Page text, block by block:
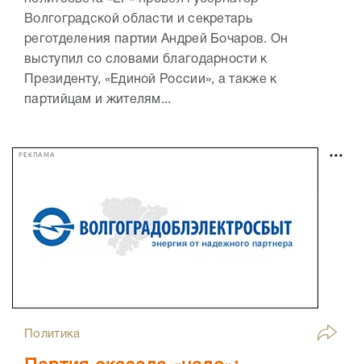
Волгоградской области и секретарь
реготделения партии Андрей Бочаров. Он
выступил со словами благодарности к
Президенту, «Единой России», а также к
партийцам и жителям...
РЕКЛАМА
Политика